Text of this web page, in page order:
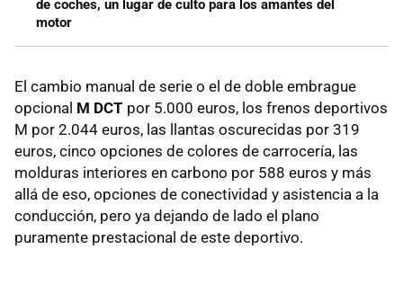
de coches, un lugar de culto para los amantes del
motor
El cambio manual de serie o el de doble embrague
opcional M DCT por 5.000 euros, los frenos deportivos
M por 2.044 euros, las llantas oscurecidas por 319
euros, cinco opciones de colores de carrocería, las
molduras interiores en carbono por 588 euros y más
allá de eso, opciones de conectividad y asistencia a la
conducción, pero ya dejando de lado el plano
puramente prestacional de este deportivo.